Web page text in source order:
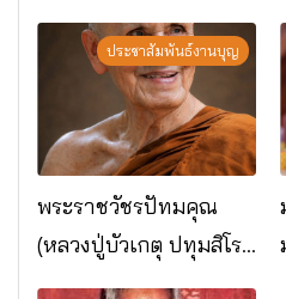
พระกรรมฐาน
ประชาสัมพันธ์งานบุญ
พระราชวัชรปัทมคุณ
(หลวงปู่บัวเกตุ ปทุมสิโร)
มรณภาพแล้ว วัดป่า